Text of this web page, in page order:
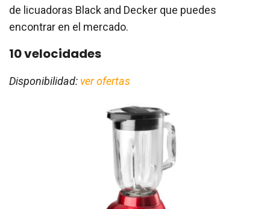
de licuadoras Black and Decker que puedes
encontrar en el mercado.
10 velocidades
Disponibilidad: ver ofertas